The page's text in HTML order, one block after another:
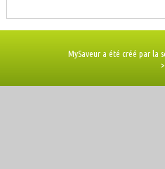
MySaveur a été créé par la